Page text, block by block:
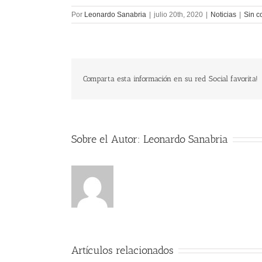
Por Leonardo Sanabria | julio 20th, 2020 | Noticias | Sin
Comparta esta información en su red Social favorita!
Sobre el Autor: Leonardo Sanabria
Artículos relacionados